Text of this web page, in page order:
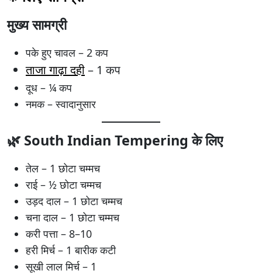
मुख्य सामग्री
पके हुए चावल – 2 कप
ताजा गाढ़ा दही– 1 कप
दूध – ¼ कप
नमक – स्वादानुसार
🌿 South Indian Tempering के लिए
तेल – 1 छोटा चम्मच
राई – ½ छोटा चम्मच
उड़द दाल – 1 छोटा चम्मच
चना दाल – 1 छोटा चम्मच
करी पत्ता – 8–10
हरी मिर्च – 1 बारीक कटी
सूखी लाल मिर्च – 1